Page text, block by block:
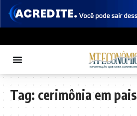
Tag: cerimônia em pais